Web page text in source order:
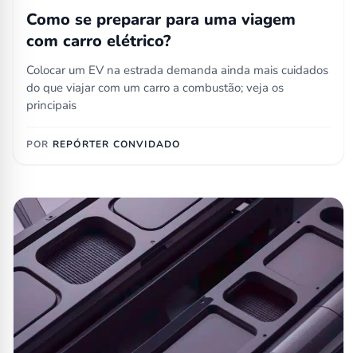
Como se preparar para uma viagem
com carro elétrico?
Colocar um EV na estrada demanda ainda mais cuidados
do que viajar com um carro a combustão; veja os
principais
POR REPÓRTER CONVIDADO